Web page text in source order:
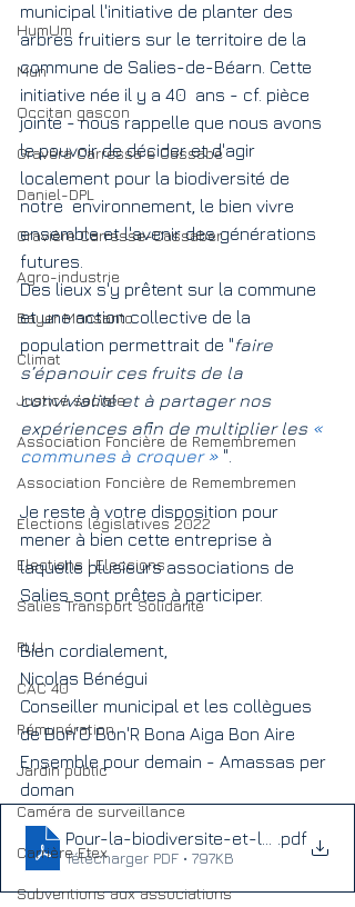
HumUm
Mun
Occitan gascon
Gravèra Carressa e Cassabè
Daniel-DPL
Gravière Carresse-Cassaber
Agro-industrie
Bayer Monsanto
Climat
Justice sociale
Association Foncière de Remembremen
Association Foncière de Remembremen
Elections législatives 2022
Elections | Eleccions
Salies Transport Solidarité
PLU
CAC 40
Rémunération
Jardin public
Caméra de surveillance
Carrière Etex
Subventions aux associations
municipal l'initiative de planter des
arbres fruitiers sur le territoire de la
commune de Salies-de-Béarn. Cette
initiative née il y a 40  ans - cf. pièce
jointe - nous rappelle que nous avons
le pouvoir de décider et d'agir
localement pour la biodiversité de
notre  environnement, le bien vivre
ensemble et l'avenir des générations
futures.
Des lieux s'y prêtent sur la commune
et une action collective de la
population permettrait de "faire
s’épanouir ces fruits de la
convivialité et à partager nos
expériences afin de multiplier les «
communes à croquer » ".
Je reste à votre disposition pour
mener à bien cette entreprise à
laquelle plusieurs associations de
Salies sont prêtes à participer.
Bien cordialement,
Nicolas Bénégui
Conseiller municipal et les collègues
de Bon'O Bon'R Bona Aiga Bon Aire
Ensemble pour demain - Amassas per
doman
Pour-la-biodiversite-et-les-.pdf
Télécharger PDF • 797KB